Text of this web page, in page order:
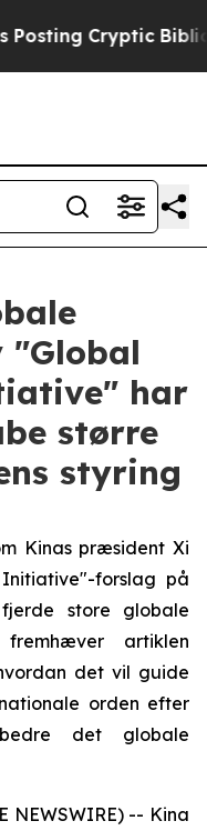
Cryptic Biblical
har
større
styring
Kinas præsident Xi
forslag på
store globale
artiklen
det vil guide
orden efter
det globale
NEWSWIRE) -- Kina